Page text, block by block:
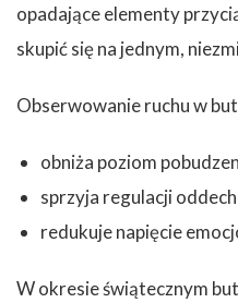
opadające elementy
skupić się na jednym,
Obserwowanie ruchu w
obniża poziom
sprzyja regulacji
redukuje napięcie
W okresie świątecznym